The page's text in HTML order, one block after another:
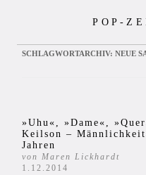
POP-
SCHLAGWORTARCHIV: NEUE
»Uhu«, »Dame«,
Keilson –
Jahren
von Maren Lickhardt
1.12.2014